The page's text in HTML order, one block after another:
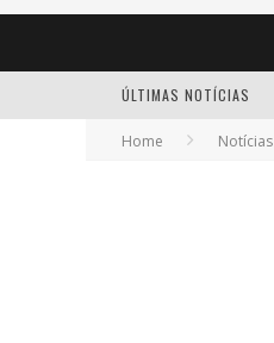
ÚLTIMAS NOTÍCIAS
Home Notícias